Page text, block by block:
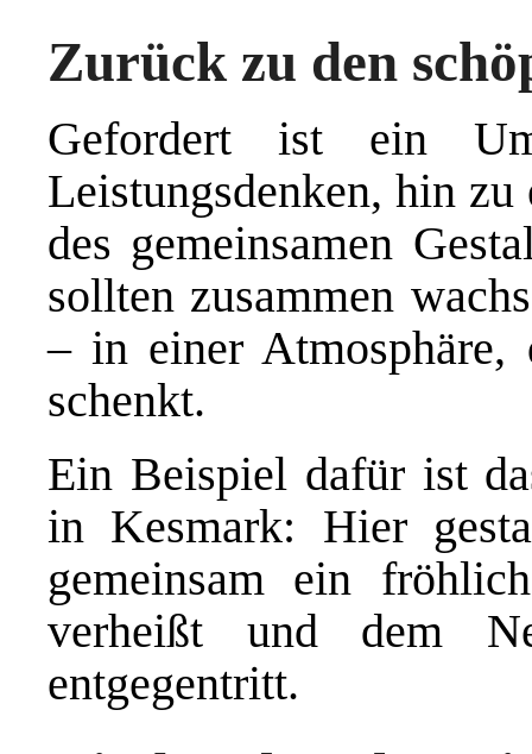
Zurück zu den
Gefordert ist ein
Leistungsdenken, hin
des gemeinsamen
sollten zusammen
– in einer
schenkt.
Ein Beispiel dafür ist
in Kesmark: Hier
gemeinsam ein
verheißt und dem
entgegentritt.